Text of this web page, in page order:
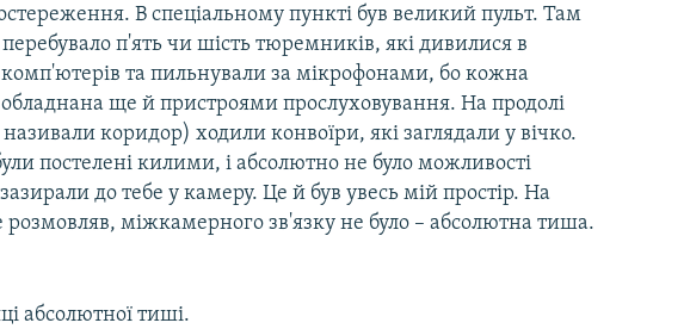
В спеціальному пункті був великий пульт. Там
п'ять чи шість тюремників, які дивилися в
та пильнували за мікрофонами, бо кожна
ще й пристроями прослуховування. На продолі
коридор) ходили конвоїри, які заглядали у вічко.
постелені килими, і абсолютно не було можливості
до тебе у камеру. Це й був увесь мій простір. На
розмовляв, міжкамерного зв'язку не було – абсолютна тиша.
абсолютної тиші.